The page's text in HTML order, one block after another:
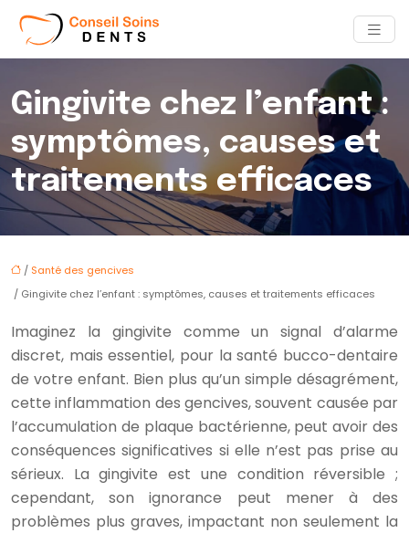
Gingivite chez l’enfant :
symptômes, causes et
traitements efficaces
/ Santé des gencives
/ Gingivite chez l’enfant : symptômes, causes et traitements efficaces
Imaginez la gingivite comme un signal d’alarme
discret, mais essentiel, pour la santé bucco-dentaire
de votre enfant. Bien plus qu’un simple désagrément,
cette inflammation des gencives, souvent causée par
l’accumulation de plaque bactérienne, peut avoir des
conséquences significatives si elle n’est pas prise au
sérieux. La gingivite est une condition réversible ;
cependant, son ignorance peut mener à des
problèmes plus graves, impactant non seulement la